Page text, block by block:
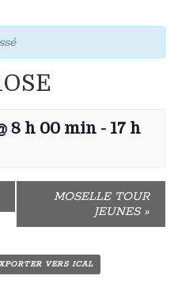
8 h 00 min - 17 h
MOSELLE TOUR
JEUNES »
VERS ICAL